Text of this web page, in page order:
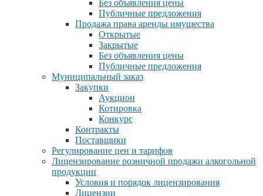
Без объявления цены
Публичные предложения
Продажа права аренды имущества
Открытые
Закрытые
Без объявления цены
Публичные предложения
Муниципальный заказ
Закупки
Аукцион
Котировка
Конкурс
Контракты
Поставщики
Регулирование цен и тарифов
Лицензирование розничной продажи алкогольной
продукции
Условия и порядок лицензирования
Лицензии